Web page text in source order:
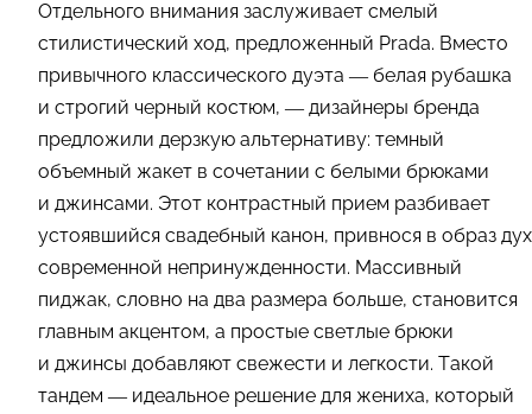
Отдельного внимания заслуживает смелый
стилистический ход, предложенный Prada. Вместо
привычного классического дуэта — белая рубашка
и строгий черный костюм, — дизайнеры бренда
предложили дерзкую альтернативу: темный
объемный жакет в сочетании с белыми брюками
и джинсами. Этот контрастный прием разбивает
устоявшийся свадебный канон, привнося в образ дух
современной непринужденности. Массивный
пиджак, словно на два размера больше, становится
главным акцентом, а простые светлые брюки
и джинсы добавляют свежести и легкости. Такой
тандем — идеальное решение для жениха, который